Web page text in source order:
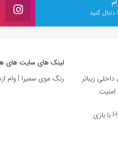
دنبال کنید
زیباتر
بررسی سریال Alice and Steve در Hulu با بازی
لینک های سایت های
رنگ موی سمیرا |وام